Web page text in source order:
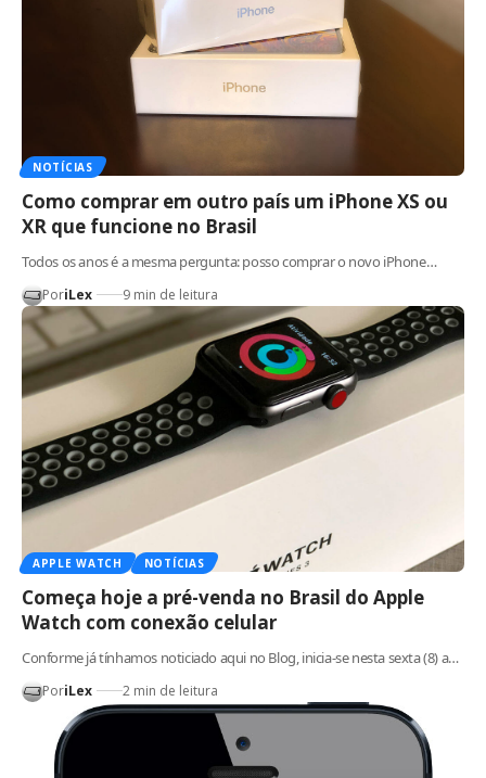
NOTÍCIAS
Como comprar em outro país um iPhone XS ou
XR que funcione no Brasil
Todos os anos é a mesma pergunta: posso comprar o novo iPhone…
PoriLex 9 min de leitura
APPLE WATCH NOTÍCIAS
Começa hoje a pré-venda no Brasil do Apple
Watch com conexão celular
Conforme já tínhamos noticiado aqui no Blog, inicia-se nesta sexta (8) a…
PoriLex 2 min de leitura